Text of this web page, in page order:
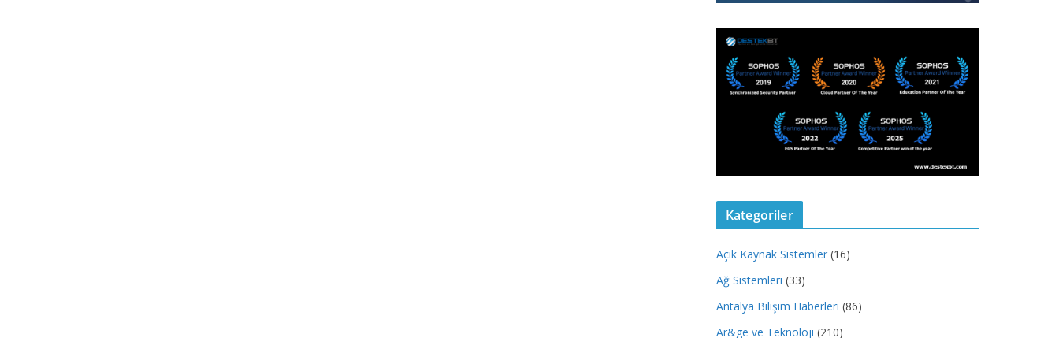
Kategoriler
Açık Kaynak Sistemler (16)
Ağ Sistemleri (33)
Antalya Bilişim Haberleri (86)
Ar&ge ve Teknoloji (210)